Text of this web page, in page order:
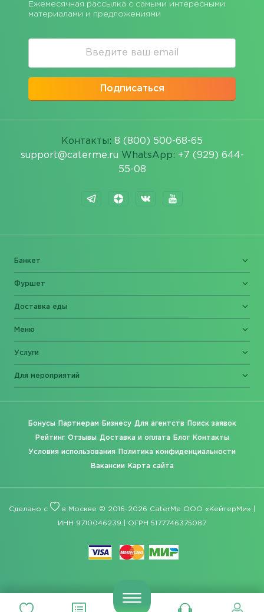
Ежемесячная рассылка с самыми интересными
материалами и предложениями
Подписаться
Контакты: 8 (800) 500-68-65
support@caterme.ru WhatsApp: +7 (929) 644-
55-08
Банкет
Фуршет
Доставка еды
Меню
Услуги
Для мероприятий
Бонусы Партнерам Бизнесу Для агентств Поиск заявок
Рейтинг Отзывы Доставка и оплата Блог Контакты
Условия использования Политика конфиденциальности
Вакансии Карта сайта
Сделано с в Москве © 2016-2026 CaterMe ООО «КейтерМи» |
ИНН 9710046239 | ОГРН 5177746375087